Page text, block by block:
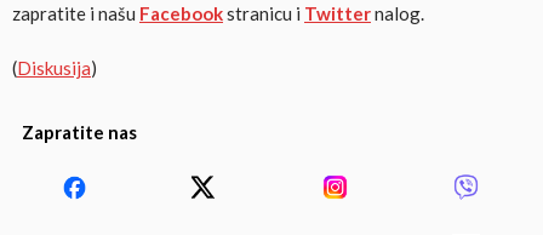
zapratite i našu Facebookstranicu i Twitternalog.
(Diskusija)
Zapratite nas